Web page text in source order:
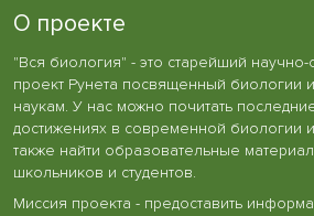
О проекте
"Вся биология" - это старейший
проект Рунета посвященный биологии
наукам. У нас можно почитать
достижениях в современной биологии
также найти образовательные
школьников и студентов.
Миссия проекта - предоставить